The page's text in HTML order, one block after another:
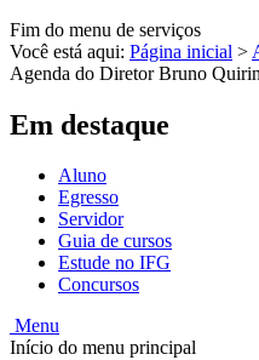
Fim do menu de serviços
Você está aqui: Página inicial >
Agenda do Diretor Bruno
Em destaque
Aluno
Egresso
Servidor
Guia de cursos
Estude no IFG
Concursos
Menu
Início do menu principal